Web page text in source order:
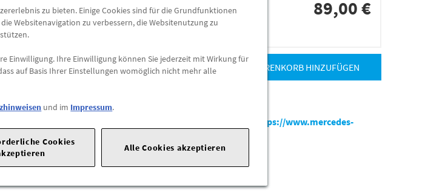
Abholung
Preis inkl.19%MwSt.
89,00 €
- + ZUM WARENKORB HINZUFÜGEN
https://www.mercedes-
zu bieten. Einige Cookies sind für die Grundfunktionen
Websitenavigation zu verbessern, die Websitenutzung zu
Einwilligung. Ihre Einwilligung können Sie jederzeit mit Wirkung für
auf Basis Ihrer Einstellungen womöglich nicht mehr alle
und im Impressum.
Cookies
Alle Cookies akzeptieren